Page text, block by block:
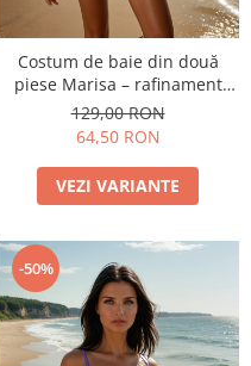
Costum de baie din două
piese Marisa – rafinament
modern și confort de vară
129,00 RON
64,50 RON
VEZI VARIANTE
-50%